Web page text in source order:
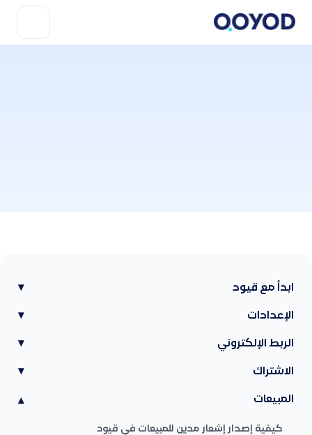
ابدأ مع قيود ▾
الإعدادات ▾
الربط الإلكتروني ▾
الاشتراك ▾
المبيعات ▾
كيفية إصدار إشعار مدين للمبيعات في قيود